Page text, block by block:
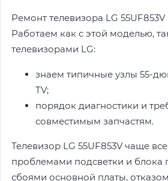
Ремонт телевизора LG
Работаем как с этой моделью,
телевизорами LG:
знаем типичные узлы 55-
TV;
порядок диагностики и
совместимым запчастям.
Телевизор LG 55UF853V чаще
проблемами подсветки и блока
сбоями основной платы,